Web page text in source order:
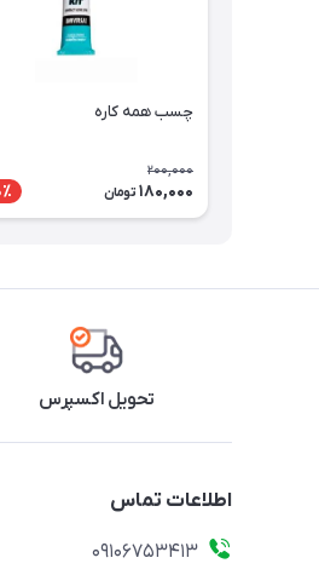
چسب همه کاره
200,000
180,000 تومان
تحویل اکسپرس
اطلاعات تماس
09106753413